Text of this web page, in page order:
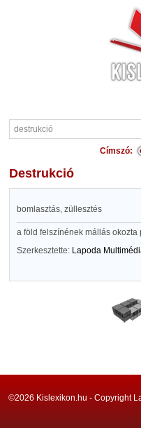
Címszó:
destrukció
bomlasztás, züllesztés
a föld felszínének mállás okozta
Szerkesztette: Lapoda
©2026 Kislexikon.hu - Copyright